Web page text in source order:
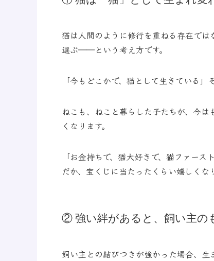
猫は人間のように修行を重ねる存在で
選ぶ――という考え方です。
「今もどこかで、猫として生きている
ねこも、ねこと暮らした子たちが、今
くなります。
「お金持ちで、猫大好きで、猫ファー
だか、宝くじに当たったくらい嬉しくな
② 強い絆があると、飼い主の
飼い主との結びつきが強かった場合、生